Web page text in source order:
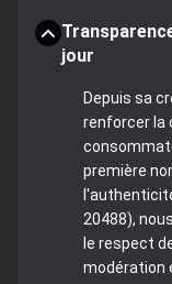
jour
Depuis sa
renforcer la
première
20488),
le respect
modération